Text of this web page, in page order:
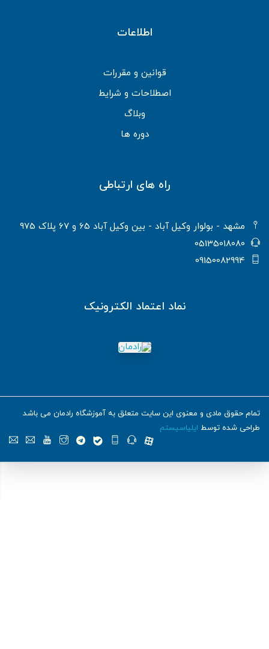
اطلاعات
قوانین و مقررات
اصطلاحات و شرایط
وبلاگ
دوره ها
راه های ارتباطی
مشهد - بولوار وکیل آباد - بین وکیل آباد 65 و 67 پلاک 975
05135018080
09150082994
نماد اعتماد الکترونیک
تمام حقوق مادی و معنوی این سایت متعلق به آموزشگاه رادمان می باشد
طراحی شده توسط ایلیاسیستم